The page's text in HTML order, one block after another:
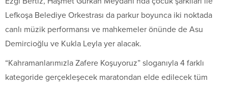
Lefkoşa Belediye Orkestrası da parkur boyunca iki noktada
canlı müzik performansı ve mahkemeler önünde de Asu
Demircioğlu ve Kukla Leyla yer alacak.
“Kahramanlarımızla Zafere Koşuyoruz” sloganıyla 4 farklı
kategoride gerçekleşecek maratondan elde edilecek tüm